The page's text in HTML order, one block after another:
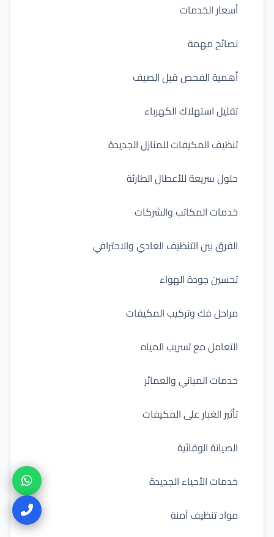
أسعار الخدمات
نصائح مهمة
أهمية الفحص قبل الصيف
تقليل استهلاك الكهرباء
تنظيف المكيفات للمنازل الجديدة
حلول سريعة للأعطال الطارئة
خدمات المكاتب والشركات
الفرق بين التنظيف العادي والاحترافي
تحسين جودة الهواء
مراحل فك وتركيب المكيفات
التعامل مع تسريب المياه
خدمات المباني والعمائر
تأثير الغبار على المكيفات
الصيانة الوقائية
خدمات الأحياء الجديدة
مواد تنظيف آمنة